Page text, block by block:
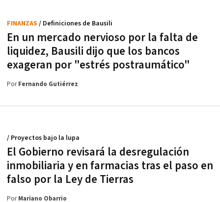
En un mercado nervioso por la falta de
liquidez, Bausili dijo que los bancos
exageran por "estrés postraumático"
FINANZAS / Definiciones de Bausili
PorFernando Gutiérrez
El Gobierno revisará la desregulación
inmobiliaria y en farmacias tras el paso en
falso por la Ley de Tierras
/ Proyectos bajo la lupa
PorMariano Obarrio